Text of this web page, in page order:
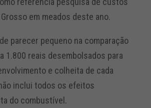
em meados deste ano.
parecer pequeno na comparação
1.800 reais desembolsados para
e colheita de cada
inclui todos os efeitos
do combustível.